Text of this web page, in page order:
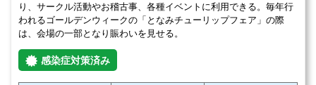
り、サークル活動やお稽古事、各種イベントに利用できる。毎年行
われるゴールデンウィークの「となみチューリップフェア」の際
は、会場の一部となり賑わいを見せる。
感染症対策済み